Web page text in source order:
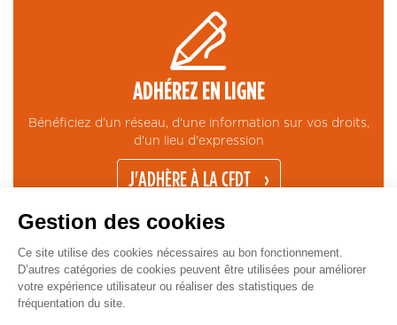
ADHÉREZ EN LIGNE
Bénéficiez d'un réseau, d'une information sur vos droits,
d'un lieu d'expression
J'ADHÈRE À LA CFDT
CONTACT MENTIONS LÉGALES
Gestion des cookies
Ce site utilise des cookies nécessaires au bon fonctionnement.
D’autres catégories de cookies peuvent être utilisées pour améliorer
votre expérience utilisateur ou réaliser des statistiques de
fréquentation du site.